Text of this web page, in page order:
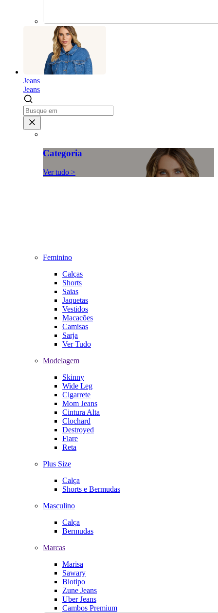
Jeans
Jeans
Categoria
Ver tudo >
Feminino
Calças
Shorts
Saias
Jaquetas
Vestidos
Macacões
Camisas
Sarja
Ver Tudo
Modelagem
Skinny
Wide Leg
Cigarrete
Mom Jeans
Cintura Alta
Clochard
Destroyed
Flare
Reta
Plus Size
Calça
Shorts e Bermudas
Masculino
Calça
Bermudas
Marcas
Marisa
Sawary
Biotipo
Zune Jeans
Uber Jeans
Cambos Premium